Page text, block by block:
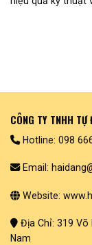
CÔNG TY TNHH
Hotline: 098
Email:
Website:
Địa Chỉ: 319 Võ
Nam